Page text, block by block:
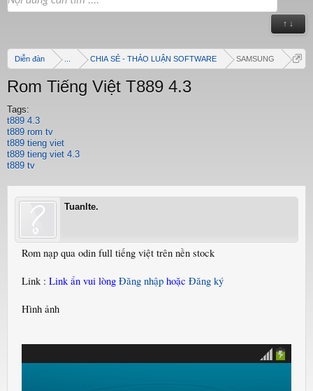
↑ ↓
Diễn đàn CHIA SẺ - THẢO LUẬN SOFTWARE SAMSUNG
Rom Tiếng Việt T889 4.3
Tags:
t889 4.3
t889 rom tv
t889 tieng viet
t889 tieng viet 4.3
t889 tv
Tuanlte.
Rom nạp qua odin full tiếng việt trên nền stock
Link : Link ẩn vui lòng Đăng nhập hoặc Đăng ký
Hình ảnh